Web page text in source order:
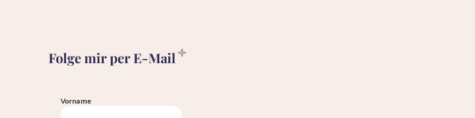
Folge mir per E-Mail
Vorname